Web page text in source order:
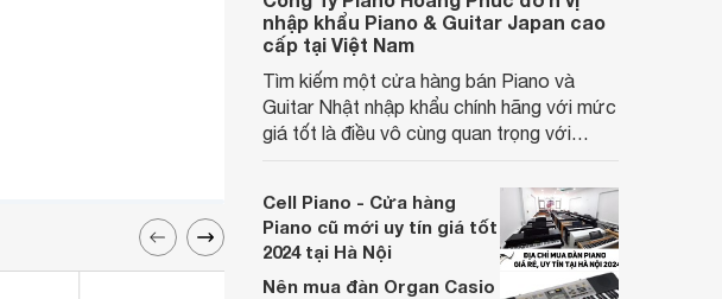
nhập khẩu Piano & Guitar Japan cao
cấp tại Việt Nam
Tìm kiếm một cửa hàng bán Piano và
Guitar Nhật nhập khẩu chính hãng với mức
giá tốt là điều vô cùng quan trọng với
sống tại các thành phố lớn như TP.HCM.
Dưới đây là top 5 địa chỉ bán Piano,
Guitar Japan uy tín, giá rẻ mà
Websosanh.vn muốn giới thiệu cho bạn.
Cell Piano - Cửa hàng
Piano cũ mới uy tín giá tốt
2024 tại Hà Nội
Nên mua đàn Organ Casio